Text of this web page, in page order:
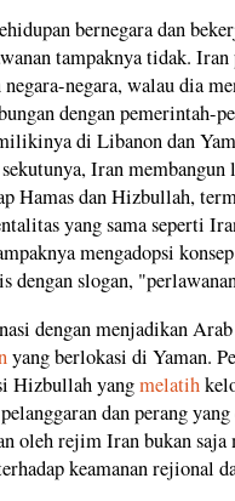
bernegara dan
tampaknya tidak.
negara, walau dia
dengan pemerintah-
di Libanon dan
Iran
Hamas dan Hizbullah,
yang sama seperti
mengadopsi
dengan slogan,
dengan menjadikan
yang berlokasi di Yaman.
Hizbullah yangmelatih
dan perang
oleh rejim Iran bukan saja
keamanan rejional